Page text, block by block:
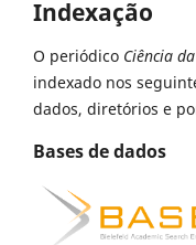
Indexação
O periódico Ciência
indexado nos
dados, diretórios e
Bases de dados